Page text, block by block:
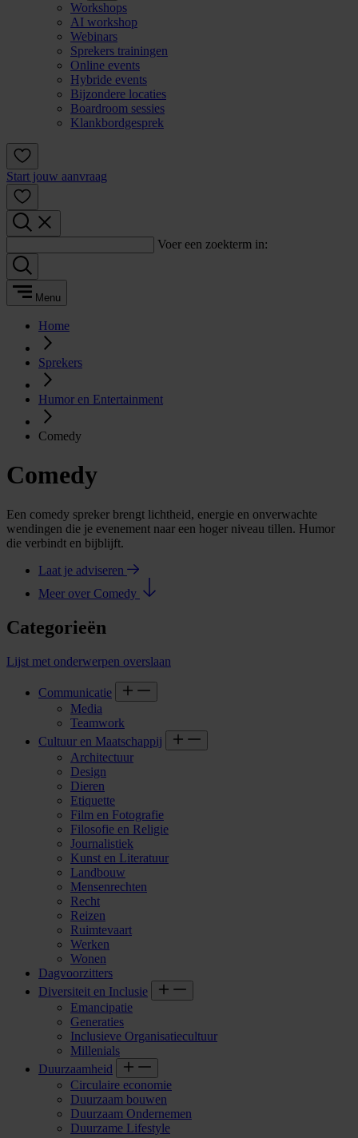
Workshops
AI workshop
Webinars
Sprekers trainingen
Online events
Hybride events
Bijzondere locaties
Boardroom sessies
Klankbordgesprek
Start jouw aanvraag
Voer een zoekterm in:
Menu
Home
Sprekers
Humor en Entertainment
Comedy
Comedy
Een comedy spreker brengt lichtheid, energie en onverwachte
wendingen die je evenement naar een hoger niveau tillen. Humor
die verbindt en bijblijft.
Laat je adviseren
Meer over Comedy
Categorieën
Lijst met onderwerpen overslaan
Communicatie
Media
Teamwork
Cultuur en Maatschappij
Architectuur
Design
Dieren
Etiquette
Film en Fotografie
Filosofie en Religie
Journalistiek
Kunst en Literatuur
Landbouw
Mensenrechten
Recht
Reizen
Ruimtevaart
Werken
Wonen
Dagvoorzitters
Diversiteit en Inclusie
Emancipatie
Generaties
Inclusieve Organisatiecultuur
Millenials
Duurzaamheid
Circulaire economie
Duurzaam bouwen
Duurzaam Ondernemen
Duurzame Lifestyle